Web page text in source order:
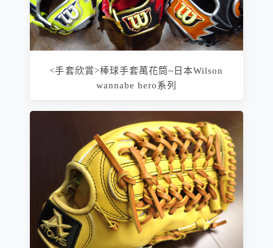
<手套欣賞>棒球手套萬花筒~日本Wilson
wannabe hero系列